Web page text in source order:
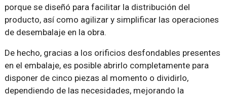
porque se diseñó para facilitar la distribución del
producto, así como agilizar y simplificar las operaciones
de desembalaje en la obra.
De hecho, gracias a los orificios desfondables presentes
en el embalaje, es posible abrirlo completamente para
disponer de cinco piezas al momento o dividirlo,
dependiendo de las necesidades, mejorando la